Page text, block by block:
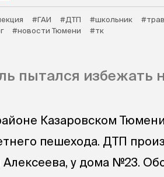
#ГАИ #ДТП #школьник
#новости Тюмени #тк
пытался избежать
Казаровском
пешехода. ДТП
Алексеева, у дома №23.